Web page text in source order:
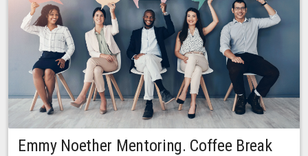
Emmy Noether Mentoring. Coffee Break